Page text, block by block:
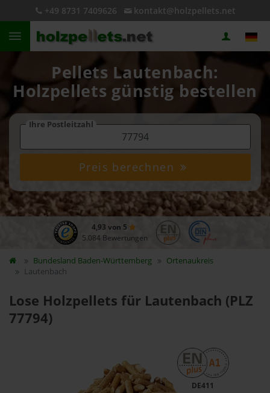
+49 8731 7409626 kontakt@holzpellets.net
Pellets Lautenbach:
Holzpellets günstig bestellen
Ihre Postleitzahl
Preis berechnen
4,93 von 5
5.084 Bewertungen
Bundesland Baden-Württemberg
Ortenaukreis
Lautenbach
Lose Holzpellets für Lautenbach (PLZ
77794)
DE411